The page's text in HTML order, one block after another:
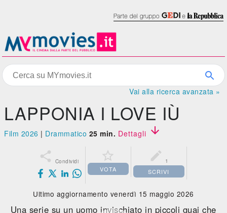
Vai alla ricerca avanzata »
LAPPONIA I LOVE IÙ
Film 2026 | Drammatico 25 min. Dettagli 
 Condividi 
VOTA
 1
SCRIVI
Ultimo aggiornamento venerdì 15 maggio 2026
Una serie su un uomo invischiato in piccoli guai che